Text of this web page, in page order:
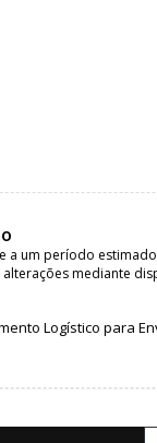
um período
mediante
Logístico para